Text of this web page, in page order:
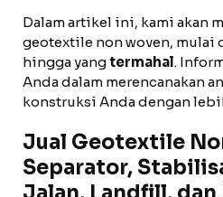
Dalam artikel ini, kami akan
geotextile non woven, mulai
hingga yangtermahal.
Anda dalam merencanakan
konstruksi Anda dengan
Jual Geotextile
Separator,